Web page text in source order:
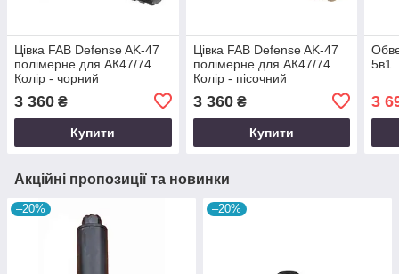
Цівка FAB Defense AK-47
полімерне для АК47/74.
Колір - чорний
3 360 ₴
Купити
Цівка FAB Defense AK-47
полімерне для АК47/74.
Колір - пісочний
3 360₴
Купити
5в1
3
Акційні пропозиції та новинки
–20% –20%